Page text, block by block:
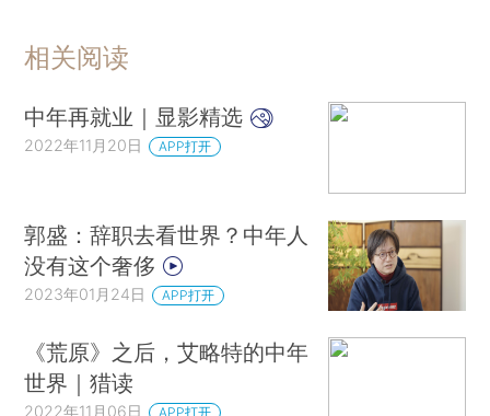
相关阅读
中年再就业｜显影精选
2022年11月20日 APP打开
郭盛：辞职去看世界？中年人
没有这个奢侈
2023年01月24日 APP打开
《荒原》之后，艾略特的中年
世界｜猎读
2022年11月06日 APP打开